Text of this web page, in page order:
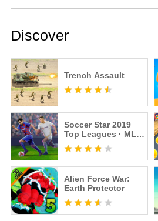
Discover
Trench Assault
Soccer Star 2019
Top Leagues · MLS
Soccer Games
Alien Force War:
Earth Protector